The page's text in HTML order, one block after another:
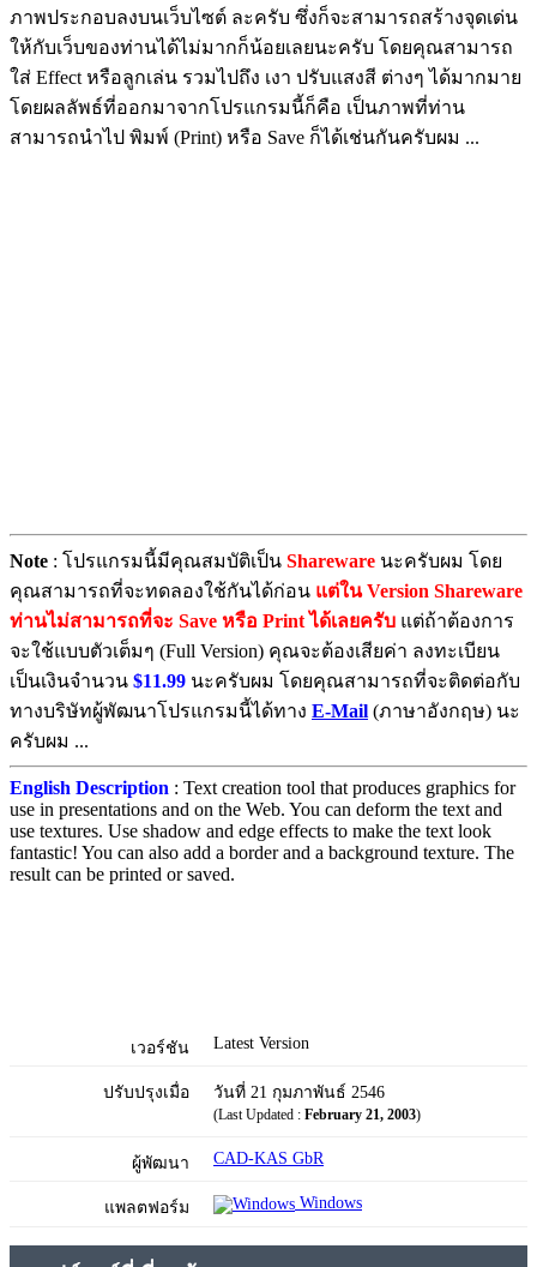
ภาพประกอบลงบนเว็บไซต์ ละครับ ซึ่งก็จะสามารถสร้างจุดเด่น
ให้กับเว็บของท่านได้ไม่มากก็น้อยเลยนะครับ โดยคุณสามารถ
ใส่ Effect หรือลูกเล่น รวมไปถึง เงา ปรับแสงสี ต่างๆ ได้มากมาย
โดยผลลัพธ์ที่ออกมาจากโปรแกรมนี้ก็คือ เป็นภาพที่ท่าน
สามารถนำไป พิมพ์ (Print) หรือ Save ก็ได้เช่นกันครับผม ...
Note : โปรแกรมนี้มีคุณสมบัติเป็น Shareware นะครับผม โดย
คุณสามารถที่จะทดลองใช้กันได้ก่อน แต่ใน Version Shareware
ท่านไม่สามารถที่จะ Save หรือ Print ได้เลยครับ แต่ถ้าต้องการ
จะใช้แบบตัวเต็มๆ (Full Version) คุณจะต้องเสียค่า ลงทะเบียน
เป็นเงินจำนวน $11.99 นะครับผม โดยคุณสามารถที่จะติดต่อกับ
ทางบริษัทผู้พัฒนาโปรแกรมนี้ได้ทาง E-Mail (ภาษาอังกฤษ) นะ
ครับผม ...
English Description : Text creation tool that produces graphics for
use in presentations and on the Web. You can deform the text and
use textures. Use shadow and edge effects to make the text look
fantastic! You can also add a border and a background texture. The
result can be printed or saved.
เวอร์ชัน Latest Version
ปรับปรุงเมื่อ วันที่ 21 กุมภาพันธ์ 2546
(Last Updated : February 21, 2003)
ผู้พัฒนา CAD-KAS GbR
แพลตฟอร์ม Windows